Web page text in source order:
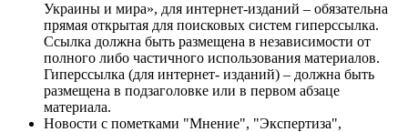
Украины и мира», для интернет-изданий – обязательна
прямая открытая для поисковых систем гиперссылка.
Ссылка должна быть размещена в независимости от
полного либо частичного использования материалов.
Гиперссылка (для интернет- изданий) – должна быть
размещена в подзаголовке или в первом абзаце
материала.
Новости с пометками "Мнение", "Экспертиза",